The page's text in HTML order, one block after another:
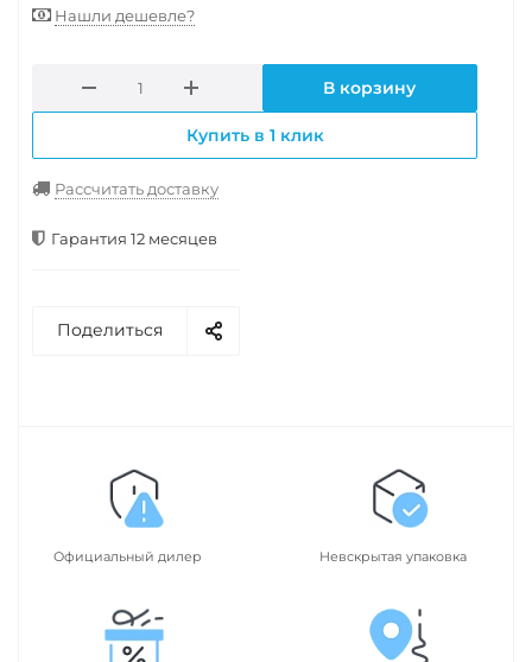
Нашли дешевле?
В корзину
Купить в 1 клик
Рассчитать доставку
Гарантия 12 месяцев
Поделиться
Официальный дилер Невскрытая упаковка